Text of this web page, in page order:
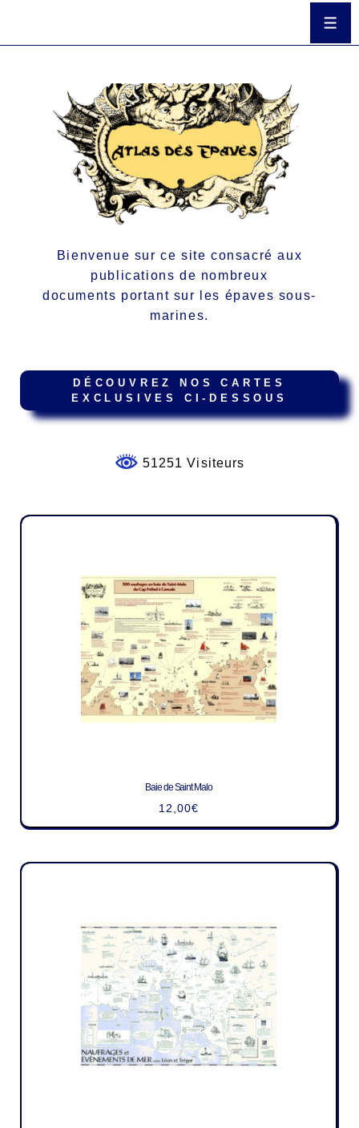
Bienvenue sur ce site consacré aux
publications de nombreux
documents portant sur les épaves sous-
marines.
DÉCOUVREZ NOS CARTES
EXCLUSIVES CI-DESSOUS
51251 Visiteurs
Baie de Saint Malo
12,00€